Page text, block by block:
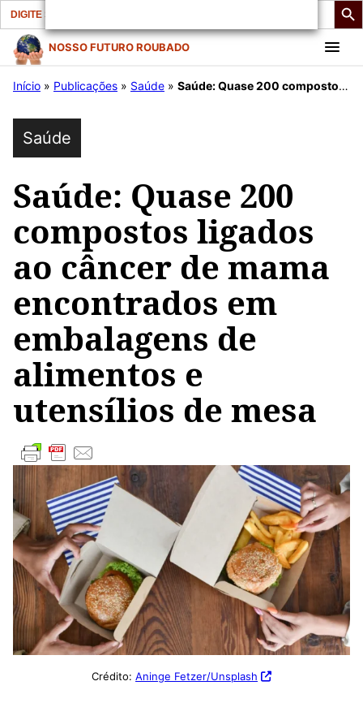
Search
for:
Pular
para
conteúdo
NOSSO FUTURO ROUBADO
Início » Publicações » Saúde » Saúde: Quase 200 compostos ligados ao câncer de mama encontrados em embalagens de alimentos e utensílios de mesa
Saúde
Saúde: Quase 200
compostos ligados
ao câncer de mama
encontrados em
embalagens de
alimentos e
utensílios de mesa
Crédito:Aninge Fetzer/Unsplash